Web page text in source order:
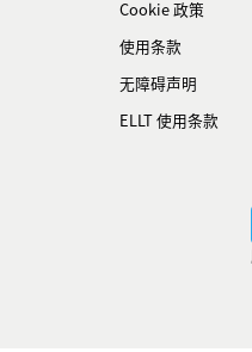
Cookie 政策
使用条款
无障碍声明
ELLT 使用条款